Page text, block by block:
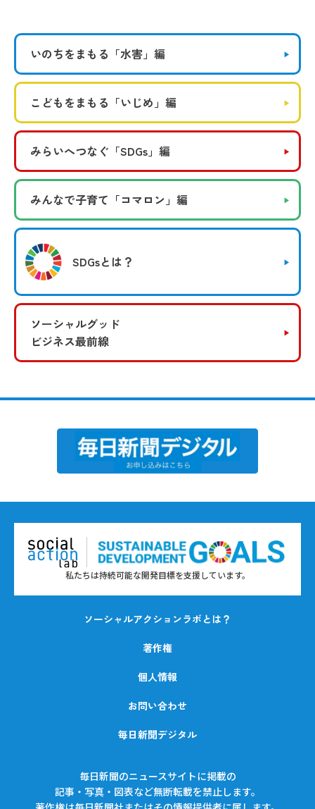
いのちをまもる 「水害」編
こどもをまもる 「いじめ」編
みらいへつなぐ 「SDGs」編
みんなで子育て 「コマロン」編
SDGsとは？
ソーシャルグッド
ビジネス最前線
私たちは持続可能な開発目標を支援しています。
ソーシャルアクションラボとは？
著作権
個人情報
お問い合わせ
毎日新聞デジタル
毎日新聞のニュースサイトに掲載の
記事・写真・図表など無断転載を禁止します。